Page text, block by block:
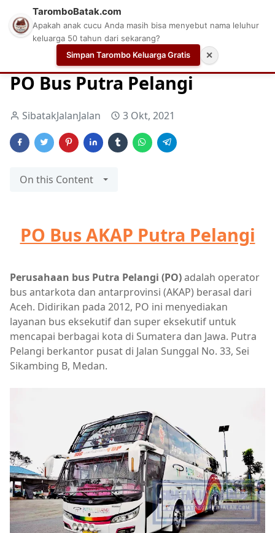
Bus Putra Pelangi Bus Surabaya
PO Bus Putra Pelangi
SibatakJalanJalan 3 Okt, 2021
On this Content
PO Bus AKAP Putra Pelangi
Perusahaan bus Putra Pelangi (PO)adalah operator
bus antarkota dan antarprovinsi (AKAP) berasal dari
Aceh. Didirikan pada 2012, PO ini menyediakan
layanan bus eksekutif dan super eksekutif untuk
mencapai berbagai kota di Sumatera dan Jawa. Putra
Pelangi berkantor pusat di Jalan Sunggal No. 33, Sei
Sikambing B, Medan.
TaromboBatak.com
Apakah anak cucu Anda masih bisa menyebut nama leluhur
keluarga 50 tahun dari sekarang?
Simpan Tarombo Keluarga Gratis
✕